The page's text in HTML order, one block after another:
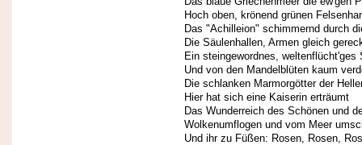
Hoch oben, krönend grünen
Das "Achilleion" schimmernd durch
Die Säulenhallen, Armen gleich
Ein steingewordnes, weltenflücht'ges
Und von den Mandelblüten kaum
Die schlanken Marmorgötter der
Hier hat sich eine Kaiserin erträumt
Das Wunderreich des Schönen und
Wolkenumflogen und vom Meer
Und ihr zu Füßen: Rosen, Rosen,